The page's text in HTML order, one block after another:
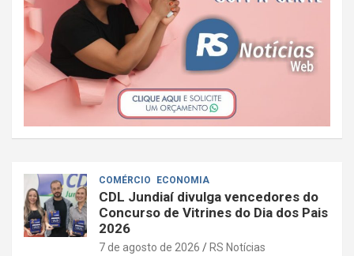
COMÉRCIO ECONOMIA
CDL Jundiaí divulga vencedores do
Concurso de Vitrines do Dia dos Pais
2026
7 de agosto de 2026 RS Notícias